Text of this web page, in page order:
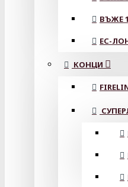
ВЪЖЕ
ЕС-ЛОН
КОНЦИ